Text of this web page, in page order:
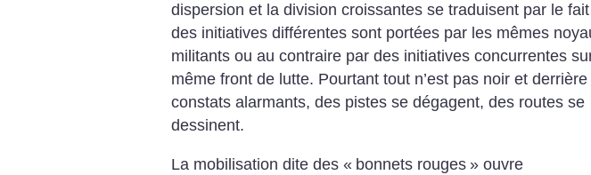
dispersion et la division croissantes se traduisent par le
des initiatives différentes sont portées par les mêmes
militants ou au contraire par des initiatives concurrentes
même front de lutte. Pourtant tout n’est pas noir et
constats alarmants, des pistes se dégagent, des routes se
dessinent.
La mobilisation dite des « bonnets rouges » ouvre